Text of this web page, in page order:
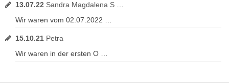
13.07.22 Sandra Magdalena S …
Wir waren vom 02.07.2022 …
15.10.21 Petra
Wir waren in der ersten O …